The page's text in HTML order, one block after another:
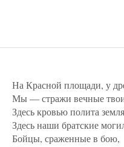
На Красной площади, у
Мы — стражи вечные
Здесь кровью полита
Здесь наши братские
Бойцы, сраженные в бою,